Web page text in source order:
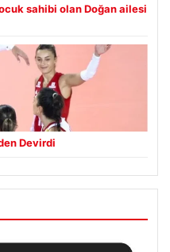
sahibi olan Doğan ailesi
Devirdi